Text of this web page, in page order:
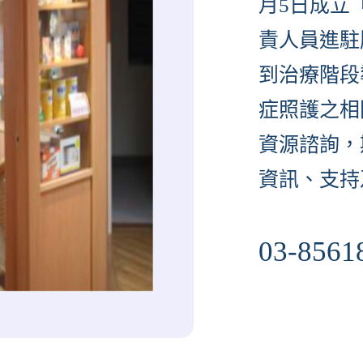
月5日成立
責人員進
到治療階
症照護之
資源諮詢
資訊、支
03-